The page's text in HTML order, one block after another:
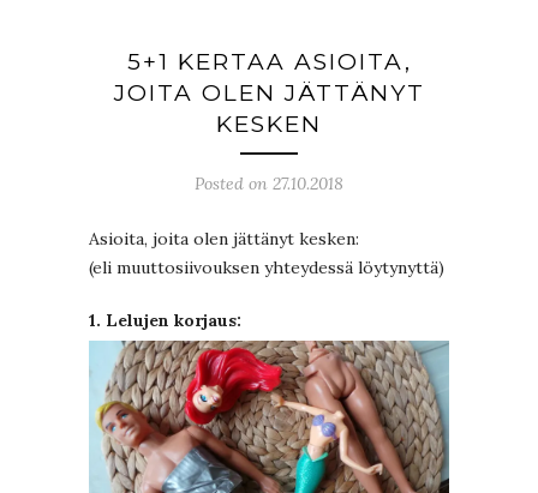
5+1 KERTAA ASIOITA,
JOITA OLEN JÄTTÄNYT
KESKEN
Posted on 27.10.2018
Asioita, joita olen jättänyt kesken:
(eli muuttosiivouksen yhteydessä löytynyttä)
1. Lelujen korjaus: